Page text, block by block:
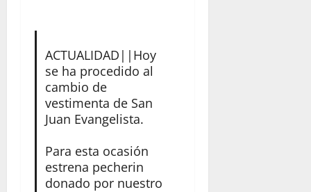
ACTUALIDAD||Hoy
se ha procedido al
cambio de
vestimenta de San
Juan Evangelista.
Para esta ocasión
estrena pecherin
donado por nuestro